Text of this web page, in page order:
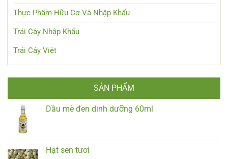
Thực Phẩm Hữu Cơ Và Nhập Khẩu
Trái Cây Nhập Khẩu
Trái Cây Việt
SẢN PHẨM
Dầu mè đen dinh dưỡng 60ml
Hạt sen tươi